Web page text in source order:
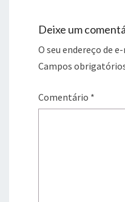
Deixe um
O seu endereço de
Campos
Comentário *